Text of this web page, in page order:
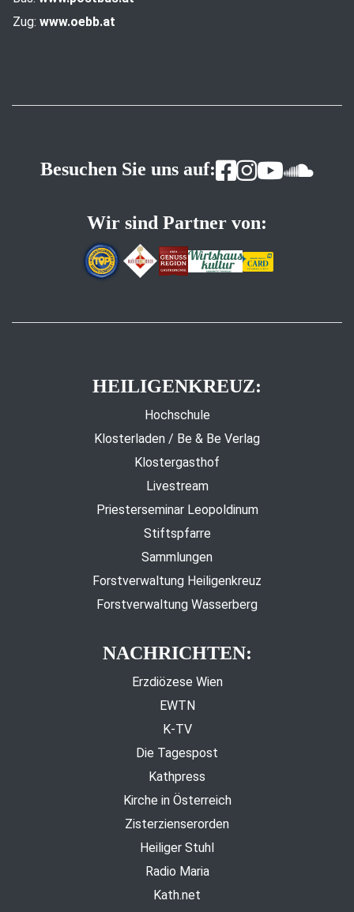
Zug: www.oebb.at
Besuchen Sie uns auf:
Wir sind Partner von:
HEILIGENKREUZ:
Hochschule
Klosterladen / Be & Be Verlag
Klostergasthof
Livestream
Priesterseminar Leopoldinum
Stiftspfarre
Sammlungen
Forstverwaltung Heiligenkreuz
Forstverwaltung Wasserberg
NACHRICHTEN:
Erzdiözese Wien
EWTN
K-TV
Die Tagespost
Kathpress
Kirche in Österreich
Zisterzienserorden
Heiliger Stuhl
Radio Maria
Kath.net